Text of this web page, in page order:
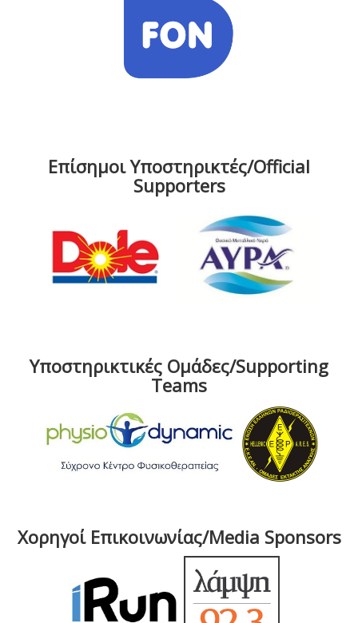
Επίσημοι Υποστηρικτές/Official
Supporters
Υποστηρικτικές Ομάδες/Supporting
Teams
Χορηγοί Επικοινωνίας/Media Sponsors